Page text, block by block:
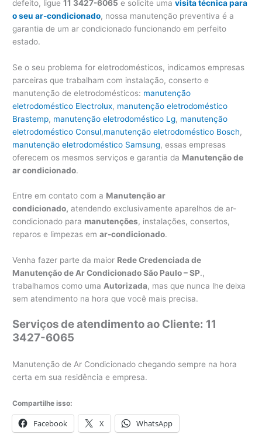
defeito, ligue11 3427-6065 e solicite umavisita técnica para
o seu ar-condicionado, nossa manutenção preventiva é a
garantia de um ar condicionado funcionando em perfeito
estado.
Se o seu problema for eletrodomésticos, indicamos empresas
parceiras que trabalham com instalação, conserto e
manutenção de eletrodomésticos: manutenção
eletrodoméstico Electrolux, manutenção eletrodoméstico
Brastemp, manutenção eletrodoméstico Lg, manutenção
eletrodoméstico Consul,manutenção eletrodoméstico Bosch,
manutenção eletrodoméstico Samsung, essas empresas
oferecem os mesmos serviços e garantia da Manutenção de
ar condicionado.
Entre em contato com a Manutenção ar
condicionado, atendendo exclusivamente aparelhos de ar-
condicionado para manutenções, instalações, consertos,
reparos e limpezas emar-condicionado.
Venha fazer parte da maior Rede Credenciada de
Manutenção de Ar Condicionado São Paulo – SP.,
trabalhamos como umaAutorizada, mas que nunca lhe deixa
sem atendimento na hora que você mais precisa.
Serviços de atendimento ao Cliente: 11
3427-6065
Manutenção de Ar Condicionado chegando sempre na hora
certa em sua residência e empresa.
Compartilhe isso:
Facebook X WhatsApp